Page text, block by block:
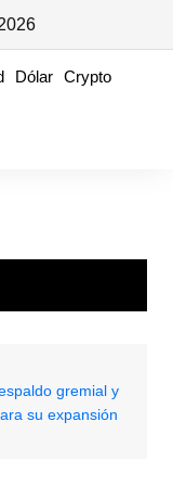
Dólar Crypto
gremial y
su expansión